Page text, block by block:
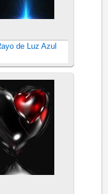
de Luz Azul